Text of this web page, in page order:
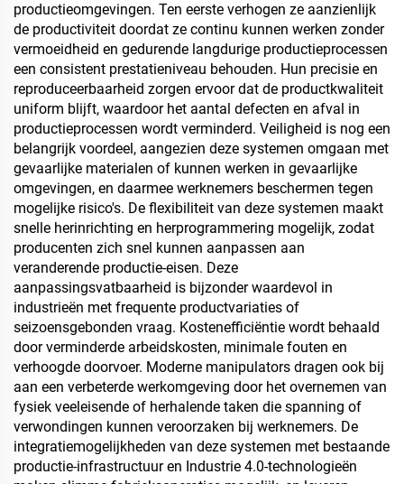
productieomgevingen. Ten eerste verhogen ze aanzienlijk
de productiviteit doordat ze continu kunnen werken zonder
vermoeidheid en gedurende langdurige productieprocessen
een consistent prestatieniveau behouden. Hun precisie en
reproduceerbaarheid zorgen ervoor dat de productkwaliteit
uniform blijft, waardoor het aantal defecten en afval in
productieprocessen wordt verminderd. Veiligheid is nog een
belangrijk voordeel, aangezien deze systemen omgaan met
gevaarlijke materialen of kunnen werken in gevaarlijke
omgevingen, en daarmee werknemers beschermen tegen
mogelijke risico's. De flexibiliteit van deze systemen maakt
snelle herinrichting en herprogrammering mogelijk, zodat
producenten zich snel kunnen aanpassen aan
veranderende productie-eisen. Deze
aanpassingsvatbaarheid is bijzonder waardevol in
industrieën met frequente productvariaties of
seizoensgebonden vraag. Kostenefficiëntie wordt behaald
door verminderde arbeidskosten, minimale fouten en
verhoogde doorvoer. Moderne manipulators dragen ook bij
aan een verbeterde werkomgeving door het overnemen van
fysiek veeleisende of herhalende taken die spanning of
verwondingen kunnen veroorzaken bij werknemers. De
integratiemogelijkheden van deze systemen met bestaande
productie-infrastructuur en Industrie 4.0-technologieën